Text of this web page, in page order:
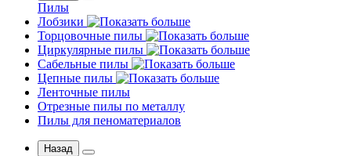
Пилы
Лобзики
Торцовочные пилы
Циркулярные пилы
Сабельные пилы
Цепные пилы
Ленточные пилы
Отрезные пилы по металлу
Пилы для пеноматериалов
Назад